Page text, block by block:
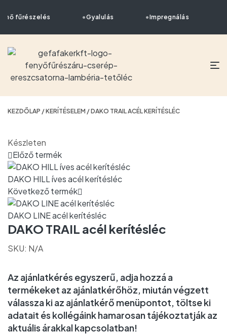
fűrészelés Gyalulás Impregnálás
KEZDŐLAP /KERÍTÉSELEM / DAKO TRAIL ACÉL KERÍTÉSLÉC
Készleten
Előző termék
DAKO HILL íves acél kerítésléc
Következő termék
DAKO LINE acél kerítésléc
DAKO TRAIL acél kerítésléc
SKU: N/A
Az ajánlatkérés egyszerű, adja hozzá a
termékeket az ajánlatkérőhöz, miután végzett
válassza ki az ajánlatkérő menüpontot, töltse ki
adatait és kollégáink hamarosan tájékoztatják az
aktuális árakkal kapcsolatban!